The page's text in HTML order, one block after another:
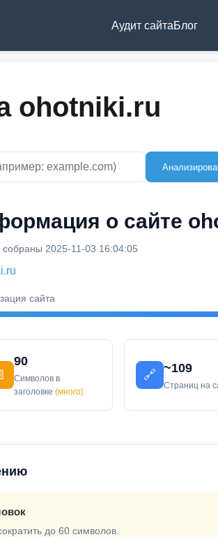
Аудит сайтаБлог
ohotniki.ru
о сайте
2025-11-03 16:04:05
сайта
90
Символов в
заголовке(много)
🔗
~109
Страниц на
до 60 символов.